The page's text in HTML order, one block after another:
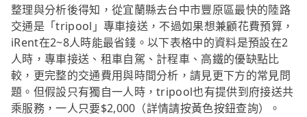
整理與分析後得知，從宜蘭縣去台中市豐原區最快的陸路
交通是「tripool」專車接送，不過如果想兼顧花費預算，
iRent在2~8人時能最省錢。以下表格中的資料是預設在2
人時，專車接送、租車自駕、計程車、高鐵的優缺點比
較，更完整的交通費用與時間分析，請見更下方的常見問
題。但假設只有獨自一人時，tripool也有提供到府接送共
乘服務，一人只要$2,000（詳情請按黃色按鈕查詢）。